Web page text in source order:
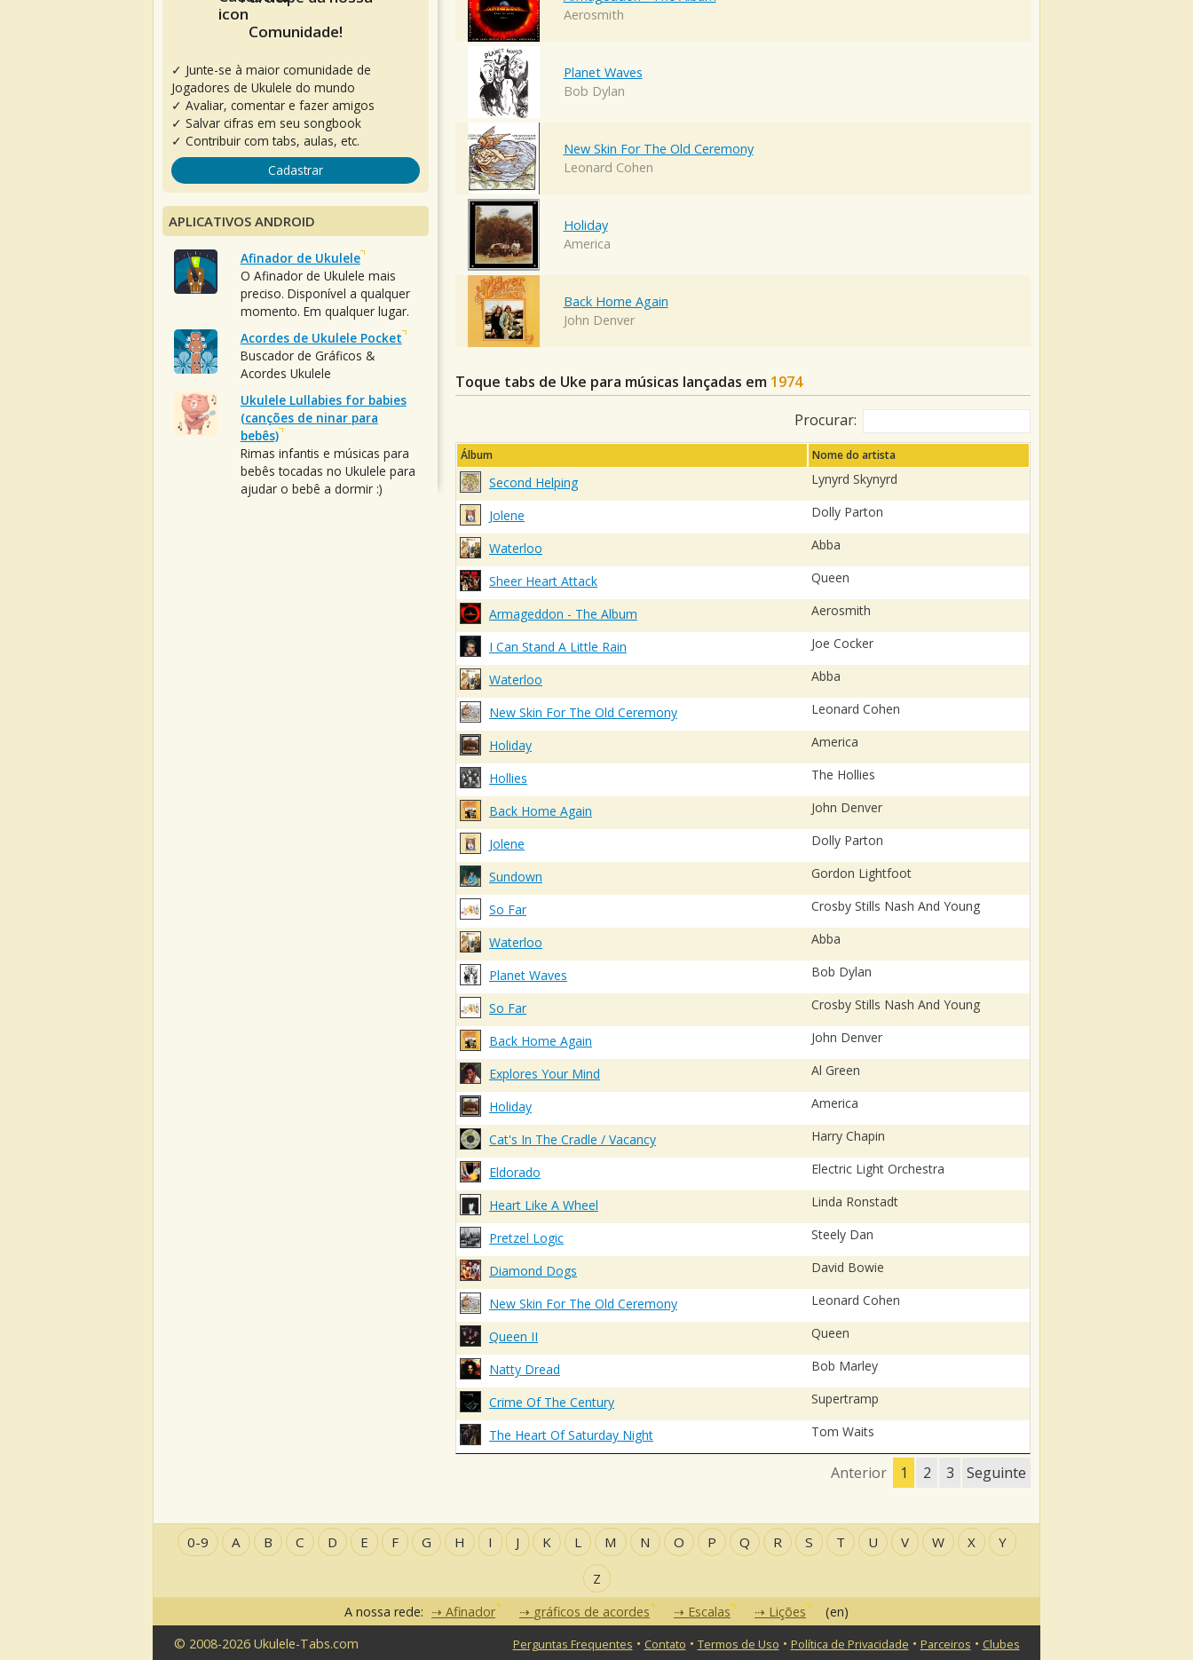
Aerosmith
Planet Waves
Bob Dylan
New Skin For The Old Ceremony
Leonard Cohen
Holiday
America
Back Home Again
John Denver
Toque tabs de Uke para músicas lançadas em 1974
Procurar:
Álbum Nome do artista
Second Helping Lynyrd Skynyrd
Jolene Dolly Parton
Waterloo Abba
Sheer Heart Attack Queen
Armageddon - The Album Aerosmith
I Can Stand A Little Rain Joe Cocker
Waterloo Abba
New Skin For The Old Ceremony Leonard Cohen
Holiday America
Hollies The Hollies
Back Home Again John Denver
Jolene Dolly Parton
Sundown Gordon Lightfoot
So Far Crosby Stills Nash And Young
Waterloo Abba
Planet Waves Bob Dylan
So Far Crosby Stills Nash And Young
Back Home Again John Denver
Explores Your Mind Al Green
Holiday America
Cat's In The Cradle / Vacancy Harry Chapin
Eldorado Electric Light Orchestra
Heart Like A Wheel Linda Ronstadt
Pretzel Logic Steely Dan
Diamond Dogs David Bowie
New Skin For The Old Ceremony Leonard Cohen
Queen II Queen
Natty Dread Bob Marley
Crime Of The Century Supertramp
The Heart Of Saturday Night Tom Waits
Anterior 1 2 3 Seguinte
Comunidade!
✓ Junte-se à maior comunidade de
Jogadores de Ukulele do mundo
✓ Avaliar, comentar e fazer amigos
✓ Salvar cifras em seu songbook
✓ Contribuir com tabs, aulas, etc.
Cadastrar
APLICATIVOS ANDROID
Afinador de Ukulele
O Afinador de Ukulele mais
preciso. Disponível a qualquer
momento. Em qualquer lugar.
Acordes de Ukulele Pocket
Buscador de Gráficos &
Acordes Ukulele
Ukulele Lullabies for babies
(canções de ninar para
bebês)
Rimas infantis e músicas para
bebês tocadas no Ukulele para
ajudar o bebê a dormir :)
0-9 A B C D E F G H I J K L M N O P Q R S T U V W X Y
Z
A nossa rede: Afinador gráficos de acordes Escalas Lições
(en)
© 2008-2026 Ukulele-Tabs.com
Perguntas Frequentes • Contato • Termos de Uso • Política de Privacidade • Parceiros • Clubes